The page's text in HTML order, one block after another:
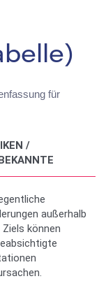
für
/
außerhalb
Ziels können